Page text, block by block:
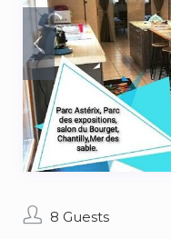
8 Guests